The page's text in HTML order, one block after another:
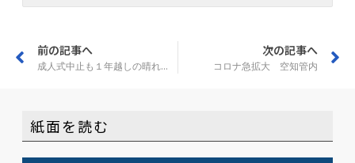
前の記事へ
成人式中止も１年越しの晴れ着姿 芦別
次の記事へ
コロナ急拡大 空知管内
紙面を読む